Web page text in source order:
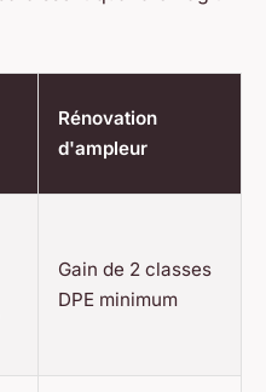
Rénovation
d'ampleur
Gain de 2 classes
DPE minimum